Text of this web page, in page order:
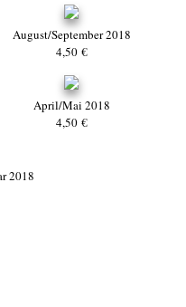
August/September 2018
4,50 €
April/Mai 2018
4,50 €
2018